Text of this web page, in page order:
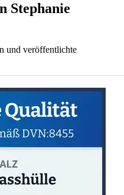
Stephanie
und veröffentlichte